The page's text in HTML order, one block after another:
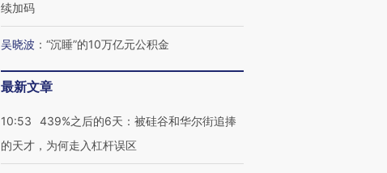
续加码
吴晓波 ： “沉睡”的10万亿元公积金
最新文章
10:53
439%之后的6天：被硅谷和华尔街追捧
的天才，为何走入杠杆误区